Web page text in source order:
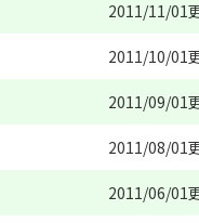
2011/11/01
2011/10/01
2011/09/01
2011/08/01
2011/06/01